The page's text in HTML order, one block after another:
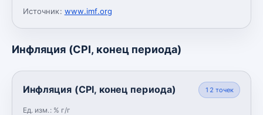
Источник: www.imf.org
Инфляция (CPI, конец периода)
Инфляция (CPI, конец периода)
Ед. изм.: % г/г
12 точек